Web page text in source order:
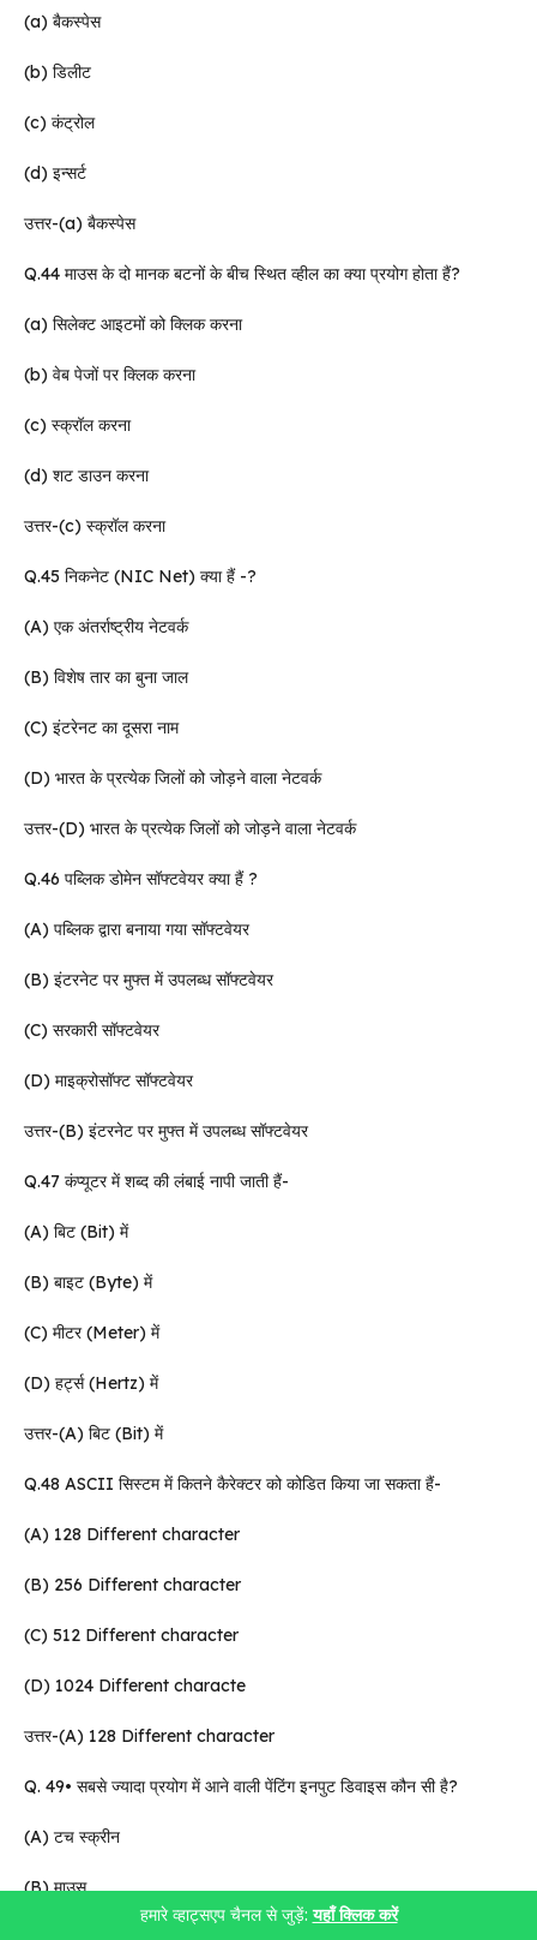
(a) बैकस्पेस
(b) डिलीट
(c) कंट्रोल
(d) इन्सर्ट
उत्तर-(a) बैकस्पेस
Q.44 माउस के दो मानक बटनों के बीच स्थित व्हील का क्या प्रयोग होता हैं?
(a) सिलेक्ट आइटमों को क्लिक करना
(b) वेब पेजों पर क्लिक करना
(c) स्क्रॉल करना
(d) शट डाउन करना
उत्तर-(c) स्क्रॉल करना
Q.45 निकनेट (NIC Net) क्या हैं -?
(A) एक अंतर्राष्ट्रीय नेटवर्क
(B) विशेष तार का बुना जाल
(C) इंटरेनट का दूसरा नाम
(D) भारत के प्रत्येक जिलों को जोड़ने वाला नेटवर्क
उत्तर-(D) भारत के प्रत्येक जिलों को जोड़ने वाला नेटवर्क
Q.46 पब्लिक डोमेन सॉफ्टवेयर क्या हैं ?
(A) पब्लिक द्वारा बनाया गया सॉफ्टवेयर
(B) इंटरनेट पर मुफ्त में उपलब्ध सॉफ्टवेयर
(C) सरकारी सॉफ्टवेयर
(D) माइक्रोसॉफ्ट सॉफ्टवेयर
उत्तर-(B) इंटरनेट पर मुफ्त में उपलब्ध सॉफ्टवेयर
Q.47 कंप्यूटर में शब्द की लंबाई नापी जाती हैं-
(A) बिट (Bit) में
(B) बाइट (Byte) में
(C) मीटर (Meter) में
(D) हर्ट्स (Hertz) में
उत्तर-(A) बिट (Bit) में
Q.48 ASCII सिस्टम में कितने कैरेक्टर को कोडित किया जा सकता हैं-
(A) 128 Different character
(B) 256 Different character
(C) 512 Different character
(D) 1024 Different characte
उत्तर-(A) 128 Different character
Q. 49• सबसे ज्यादा प्रयोग में आने वाली पेंटिंग इनपुट डिवाइस कौन सी है?
(A) टच स्क्रीन
(B) माउस
हमारे व्हाट्सएप चैनल से जुड़ें:यहाँ क्लिक करें